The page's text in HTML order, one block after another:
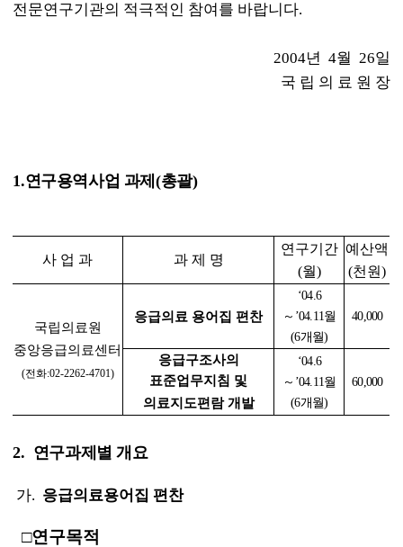
전문연구기관의 적극적인 참여를 바랍니다.
2004년 4월 26일
국 립 의 료 원 장
1.연구용역사업 과제(총괄)
사 업 과 과 제 명
연구기간
(월)
예산액
(천원)
국립의료원
중앙응급의료센터
(전화:02-2262-4701)
응급의료 용어집 편찬
‘04.6
～’04.11월
(6개월)
40,000
응급구조사의
표준업무지침 및
의료지도편람 개발
‘04.6
～’04.11월
(6개월)
60,000
2. 연구과제별 개요
가. 응급의료용어집 편찬
□연구목적